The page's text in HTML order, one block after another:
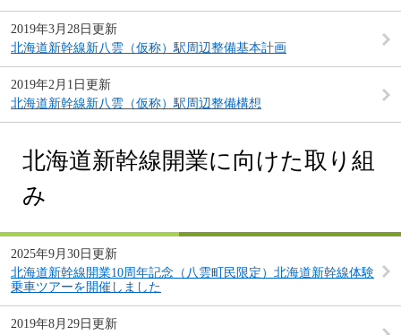
2019年3月28日更新
北海道新幹線新八雲（仮称）駅周辺整備基本計画
2019年2月1日更新
北海道新幹線新八雲（仮称）駅周辺整備構想
北海道新幹線開業に向けた取り組
み
2025年9月30日更新
北海道新幹線開業10周年記念（八雲町民限定）北海道新幹線体験
乗車ツアーを開催しました
2019年8月29日更新